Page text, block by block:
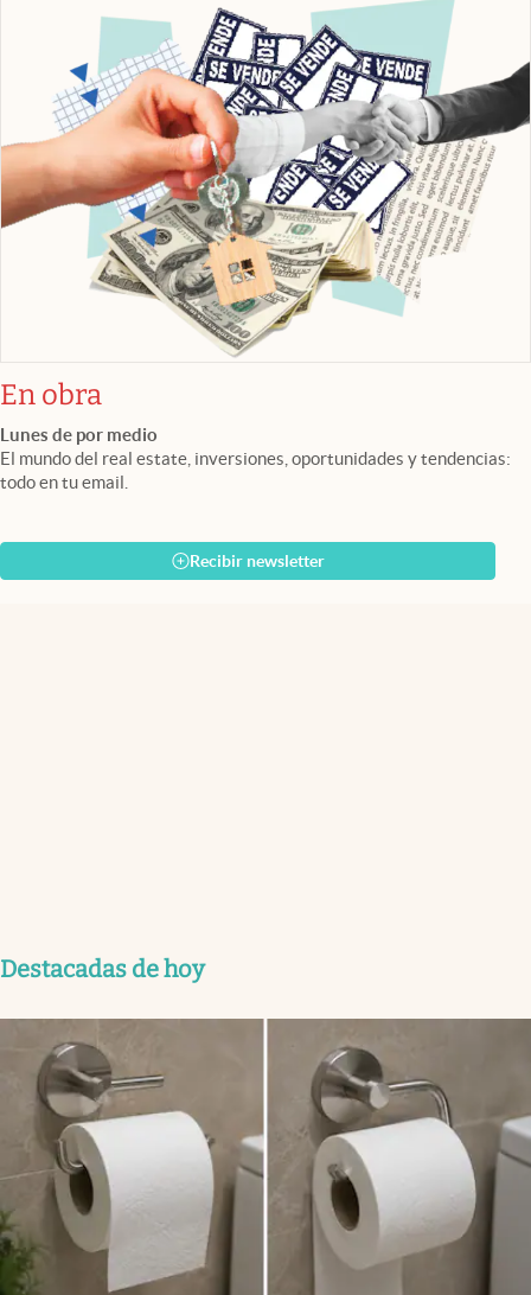
En obra
Lunes de por medio
El mundo del real estate, inversiones, oportunidades y tendencias:
todo en tu email.
Recibir newsletter
Destacadas de hoy